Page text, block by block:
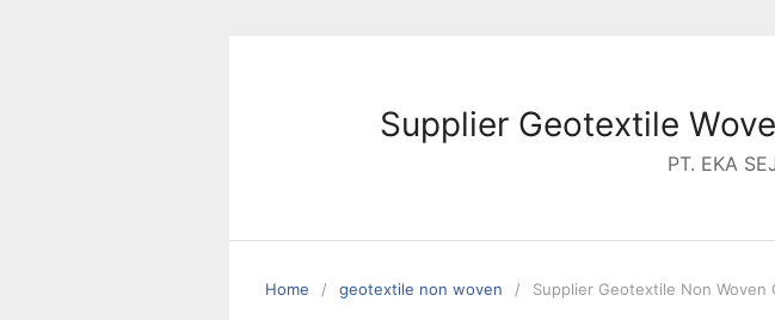
Supplier Geotextile
PT. EKA
Home geotextile non woven Supplier Geotextile Non Woven